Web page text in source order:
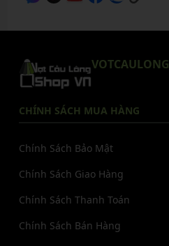
VOTCAULONG
CHÍNH SÁCH MUA HÀNG
Chính Sách Bảo Mật
Chính Sách Giao Hàng
Chính Sách Thanh Toán
Chính Sách Bán Hàng